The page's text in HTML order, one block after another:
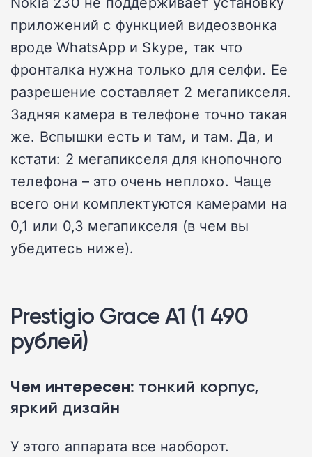
приложений с функцией видеозвонка
вроде WhatsApp и Skype, так что
фронталка нужна только для селфи. Ее
разрешение составляет 2 мегапикселя.
Задняя камера в телефоне точно такая
же. Вспышки есть и там, и там. Да, и
кстати: 2 мегапикселя для кнопочного
телефона – это очень неплохо. Чаще
всего они комплектуются камерами на
0,1 или 0,3 мегапикселя (в чем вы
убедитесь ниже).
Prestigio Grace A1 (1 490
рублей)
Чем интересен: тонкий корпус,
яркий дизайн
У этого аппарата все наоборот.